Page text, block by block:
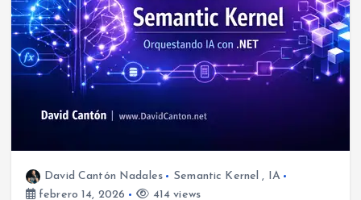
David Cantón Nadales Semantic Kernel ,
IA
febrero 14, 2026
414 views